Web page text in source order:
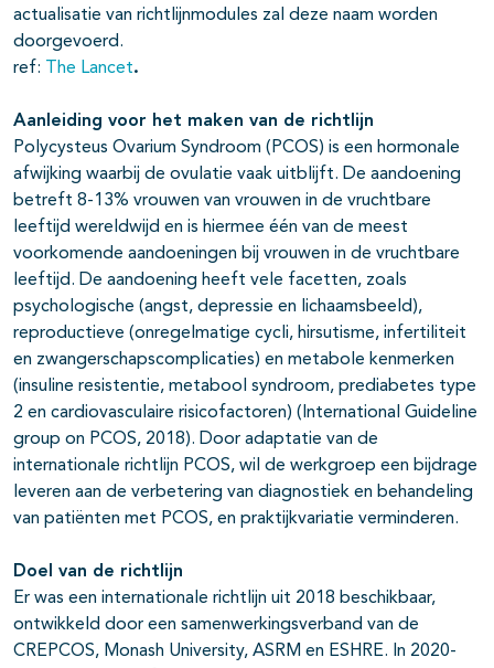
actualisatie van richtlijnmodules zal deze naam worden
doorgevoerd.
ref:
The Lancet.
Aanleiding voor het maken van de richtlijn
Polycysteus Ovarium Syndroom (PCOS) is een hormonale
afwijking waarbij de ovulatie vaak uitblijft. De aandoening
betreft 8-13% vrouwen van vrouwen in de vruchtbare
leeftijd wereldwijd en is hiermee één van de meest
voorkomende aandoeningen bij vrouwen in de vruchtbare
leeftijd. De aandoening heeft vele facetten, zoals
psychologische (angst, depressie en lichaamsbeeld),
reproductieve (onregelmatige cycli, hirsutisme, infertiliteit
en zwangerschapscomplicaties) en metabole kenmerken
(insuline resistentie, metabool syndroom, prediabetes type
2 en cardiovasculaire risicofactoren) (International Guideline
group on PCOS, 2018). Door adaptatie van de
internationale richtlijn PCOS, wil de werkgroep een bijdrage
leveren aan de verbetering van diagnostiek en behandeling
van patiënten met PCOS, en praktijkvariatie verminderen.
Doel van de richtlijn
Er was een internationale richtlijn uit 2018 beschikbaar,
ontwikkeld door een samenwerkingsverband van de
CREPCOS, Monash University, ASRM en ESHRE. In 2020-